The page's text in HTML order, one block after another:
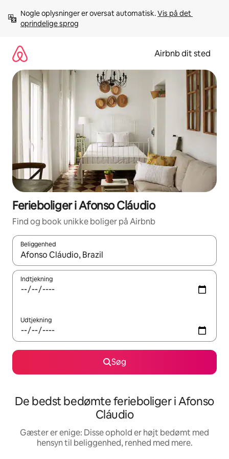
videre
Nogle oplysninger er oversat automatisk. Vis på det
oprindelige sprog
Airbnb dit sted
Ferieboliger i Afonso Cláudio
Find og book unikke boliger på Airbnb
Beliggenhed
Når resultaterne er tilgængelige, skal du navigere med
Indtjekning
Udtjekning
Søg
De bedst bedømte ferieboliger i Afonso
Cláudio
Gæster er enige: Disse ophold er højt bedømt med
hensyn til beliggenhed, renhed med mere.